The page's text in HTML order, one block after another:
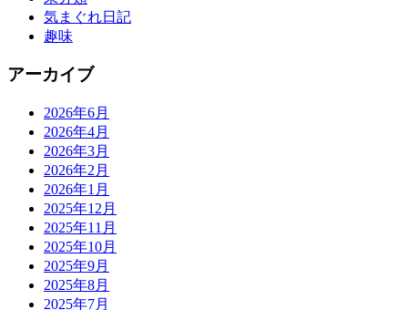
気まぐれ日記
趣味
アーカイブ
2026年6月
2026年4月
2026年3月
2026年2月
2026年1月
2025年12月
2025年11月
2025年10月
2025年9月
2025年8月
2025年7月